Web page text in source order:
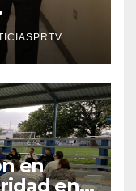
en
en